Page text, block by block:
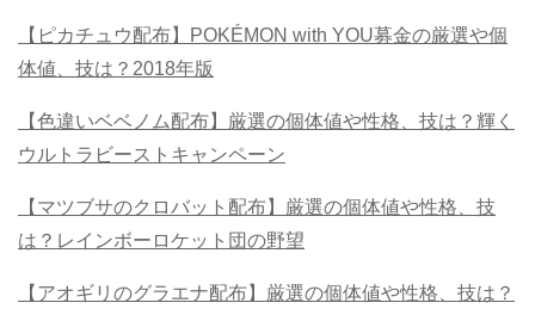
【ピカチュウ配布】POKÉMON with YOU募金の厳選や個
体値、技は？2018年版
【色違いベベノム配布】厳選の個体値や性格、技は？輝く
ウルトラビーストキャンペーン
【マツブサのクロバット配布】厳選の個体値や性格、技
は？レインボーロケット団の野望
【アオギリのグラエナ配布】厳選の個体値や性格、技は？